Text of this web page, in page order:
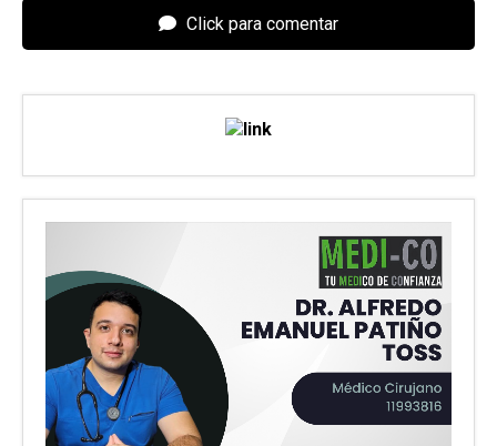
Click para comentar